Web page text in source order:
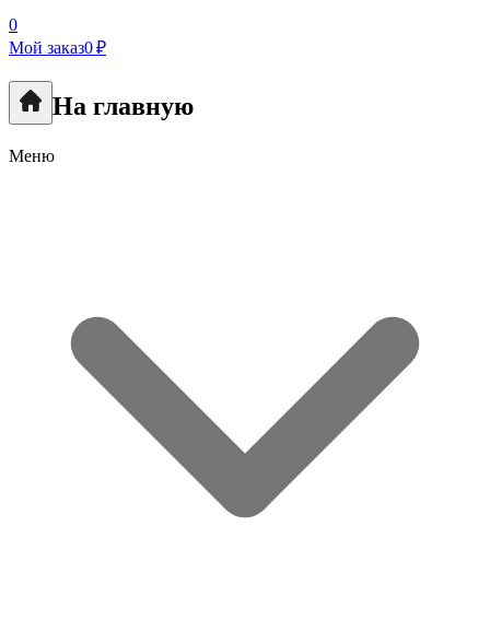
0
Мой заказ0 ₽
На главную
Меню